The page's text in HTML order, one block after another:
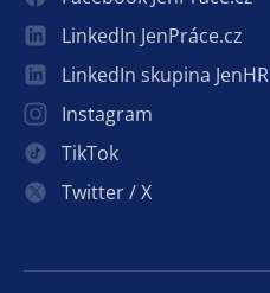
LinkedIn JenPráce.cz
LinkedIn skupina JenHR
Instagram
TikTok
Twitter / X